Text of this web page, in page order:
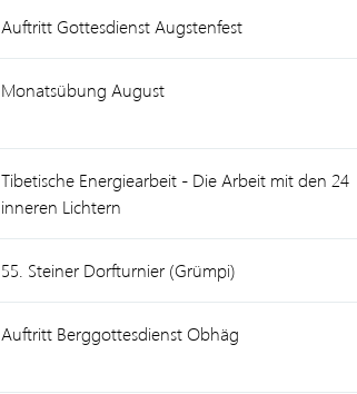
Auftritt Gottesdienst Augstenfest
Monatsübung August
Tibetische Energiearbeit - Die Arbeit mit den 24
inneren Lichtern
55. Steiner Dorfturnier (Grümpi)
Auftritt Berggottesdienst Obhäg